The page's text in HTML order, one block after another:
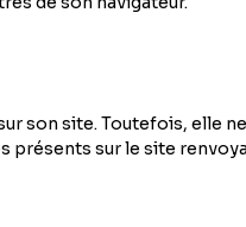
son site. Toutefois, elle
sur le site